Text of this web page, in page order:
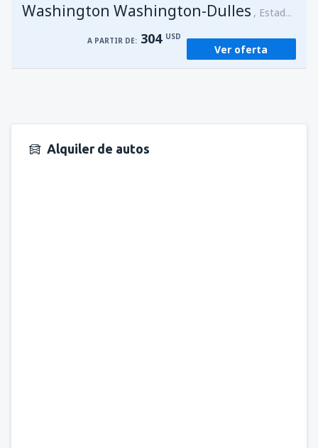
A PARTIR DE: 89USD
San Juan, Luis Munoz Marín (SJU)
A PARTIR DE: 89USD
Washington Washington-Dulles Estados Unidos
A PARTIR DE: 304 USD
Ver oferta
Alquiler de autos